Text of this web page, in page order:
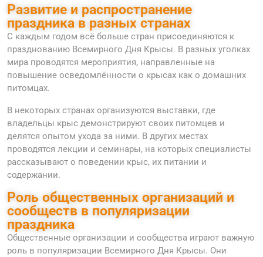
Развитие и распространение
праздника в разных странах
С каждым годом всё больше стран присоединяются к
празднованию Всемирного Дня Крысы. В разных уголках
мира проводятся мероприятия, направленные на
повышение осведомлённости о крысах как о домашних
питомцах.
В некоторых странах организуются выставки, где
владельцы крыс демонстрируют своих питомцев и
делятся опытом ухода за ними. В других местах
проводятся лекции и семинары, на которых специалисты
рассказывают о поведении крыс, их питании и
содержании.
Роль общественных организаций и
сообществ в популяризации
праздника
Общественные организации и сообщества играют важную
роль в популяризации Всемирного Дня Крысы. Они